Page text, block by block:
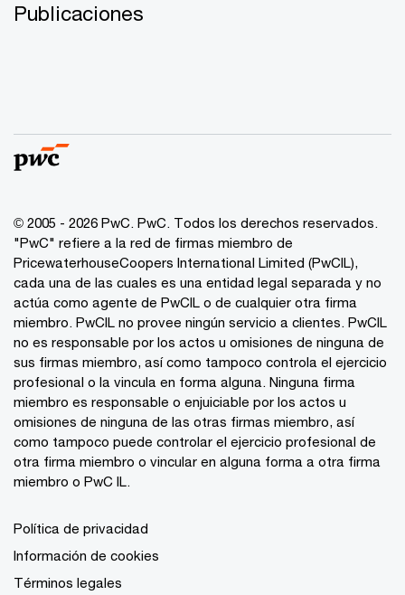
Publicaciones
© 2005 - 2026 PwC. PwC. Todos los derechos reservados.
"PwC" refiere a la red de firmas miembro de
PricewaterhouseCoopers International Limited (PwCIL),
cada una de las cuales es una entidad legal separada y no
actúa como agente de PwCIL o de cualquier otra firma
miembro. PwCIL no provee ningún servicio a clientes. PwCIL
no es responsable por los actos u omisiones de ninguna de
sus firmas miembro, así como tampoco controla el ejercicio
profesional o la vincula en forma alguna. Ninguna firma
miembro es responsable o enjuiciable por los actos u
omisiones de ninguna de las otras firmas miembro, así
como tampoco puede controlar el ejercicio profesional de
otra firma miembro o vincular en alguna forma a otra firma
miembro o PwC IL.
Política de privacidad
Información de cookies
Términos legales